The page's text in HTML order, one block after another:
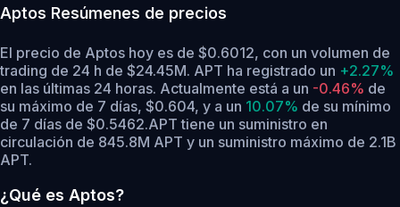
Aptos Resúmenes de precios
El precio de Aptos hoy es de $0.6012, con un volumen de
trading de 24 h de $24.45M. APT ha registrado un +2.27%
en las últimas 24 horas. Actualmente está a un -0.46% de
su máximo de 7 días, $0.604, y a un 10.07% de su mínimo
de 7 días de $0.5462.APT tiene un suministro en
circulación de 845.8M APT y un suministro máximo de 2.1B
APT.
¿Qué es Aptos?